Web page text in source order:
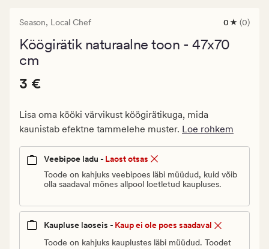
Season, Local Chef
0
keskmise
0 (0)
Köögirätik naturaalne toon - 47x70
cm
Pris_ee
€.
Vanlig
3
Pris_ee
3 €
Lisa oma kööki värvikust köögirätikuga, mida
kaunistab efektne tammelehe muster. Loe rohkem
Veebipoe ladu - Laost otsas
Toode on kahjuks veebipoes läbi müüdud, kuid võib
olla saadaval mõnes allpool loetletud kaupluses.
Kaupluse laoseis - Kaup ei ole poes saadaval
Toode on kahjuks kauplustes läbi müüdud. Toodet